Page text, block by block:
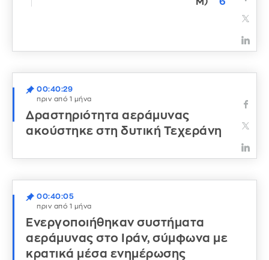
00:40:29
πριν από 1 μήνα
Δραστηριότητα αεράμυνας
ακούστηκε στη δυτική Τεχεράνη
00:40:05
πριν από 1 μήνα
Ενεργοποιήθηκαν συστήματα
αεράμυνας στο Ιράν, σύμφωνα με
κρατικά μέσα ενημέρωσης